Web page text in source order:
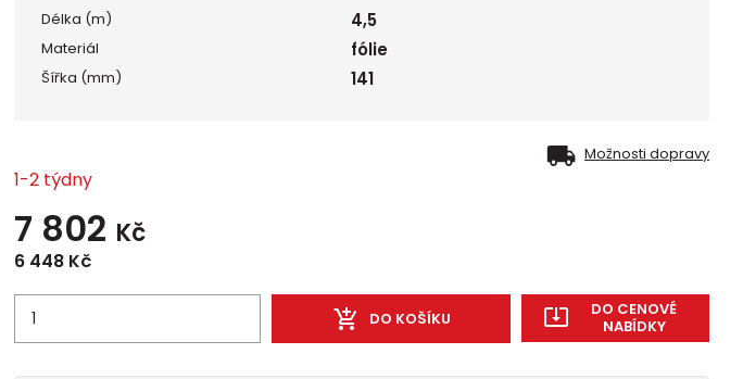
Délka (m) 4,5
Materiál fólie
Šířka (mm) 141
Možnosti dopravy
1-2 týdny
7 802 Kč
6 448 Kč
DO KOŠÍKU
DO CENOVÉ
NABÍDKY